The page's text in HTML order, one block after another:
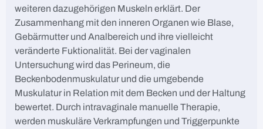
weiteren dazugehörigen Muskeln erklärt. Der
Zusammenhang mit den inneren Organen wie Blase,
Gebärmutter und Analbereich und ihre vielleicht
veränderte Fuktionalität. Bei der vaginalen
Untersuchung wird das Perineum, die
Beckenbodenmuskulatur und die umgebende
Muskulatur in Relation mit dem Becken und der Haltung
bewertet. Durch intravaginale manuelle Therapie,
werden muskuläre Verkrampfungen und Triggerpunkte